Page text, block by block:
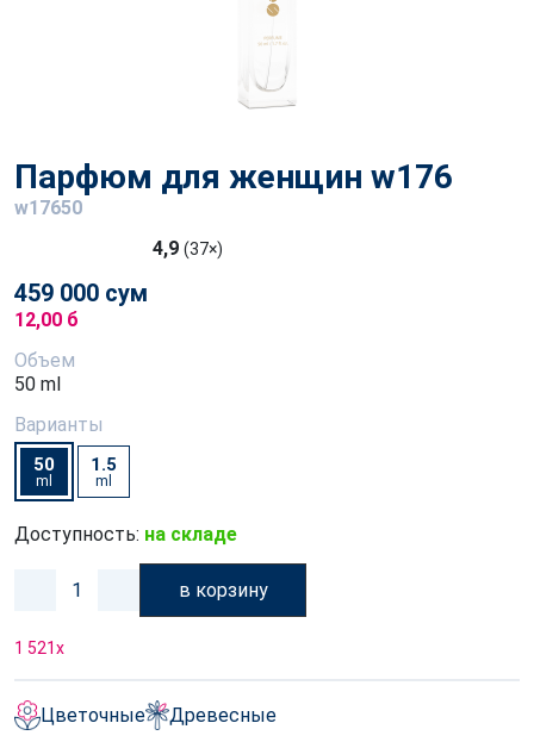
Парфюм для женщин w176
w17650
4,9 (37×)
459 000 сум
12,00 б
Объем
50 ml
Варианты
50
ml
1.5
ml
Доступность: на складе
в корзину
1 521x
Цветочные Древесные